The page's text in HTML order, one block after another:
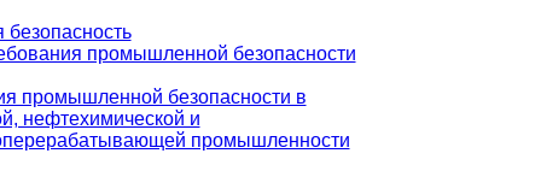
промышленной безопасности
промышленной безопасности в
нефтехимической и
промышленности